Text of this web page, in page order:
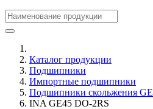
Каталог продукции
Подшипники
Импортные подшипники
Подшипники скольжения GE
INA GE45 DO-2RS